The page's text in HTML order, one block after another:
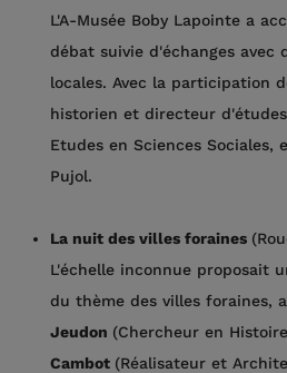
L'A-Musée Boby Lapointe a
débat suivie d'échanges avec
locales. Avec la participation
historien et directeur
Etudes en Sciences Sociales,
Pujol.
La nuit des villes foraines
L'échelle inconnue proposait
du thème des villes foraines,
Jeudon (Chercheur en
Cambot (Réalisateur et